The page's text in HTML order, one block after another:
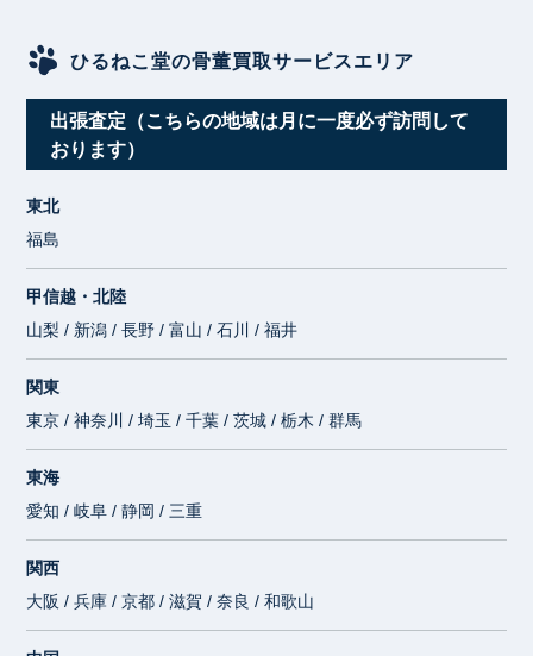
ひるねこ堂の骨董買取サービスエリア
出張査定（こちらの地域は月に一度必ず訪問して
おります）
東北
福島
甲信越・北陸
山梨 / 新潟 / 長野 / 富山 / 石川 / 福井
関東
東京 / 神奈川 / 埼玉 / 千葉 / 茨城 / 栃木 / 群馬
東海
愛知 / 岐阜 / 静岡 / 三重
関西
大阪 / 兵庫 / 京都 / 滋賀 / 奈良 / 和歌山